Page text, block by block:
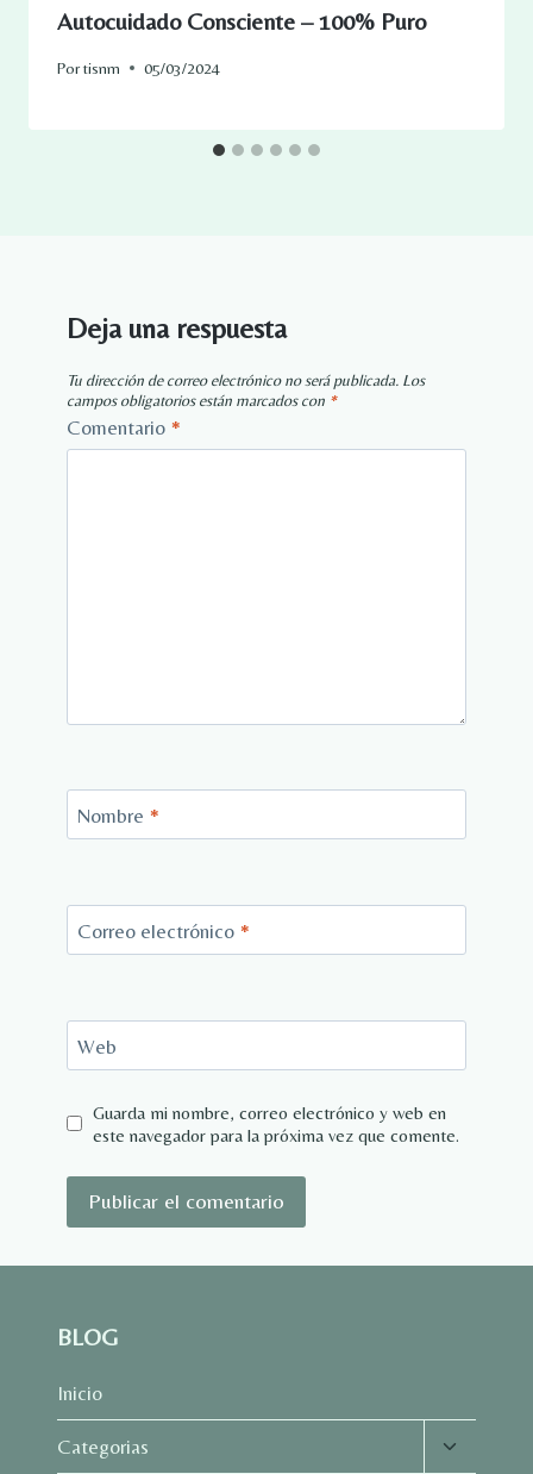
Autocuidado Consciente – 100% Puro
Portisnm 05/03/2024
Deja una respuesta
Tu dirección de correo electrónico no será publicada. Los
campos obligatorios están marcados con *
Comentario *
Nombre *
Correo electrónico *
Web
Guarda mi nombre, correo electrónico y web en
este navegador para la próxima vez que comente.
BLOG
Inicio
Categorias
Alternar
menú